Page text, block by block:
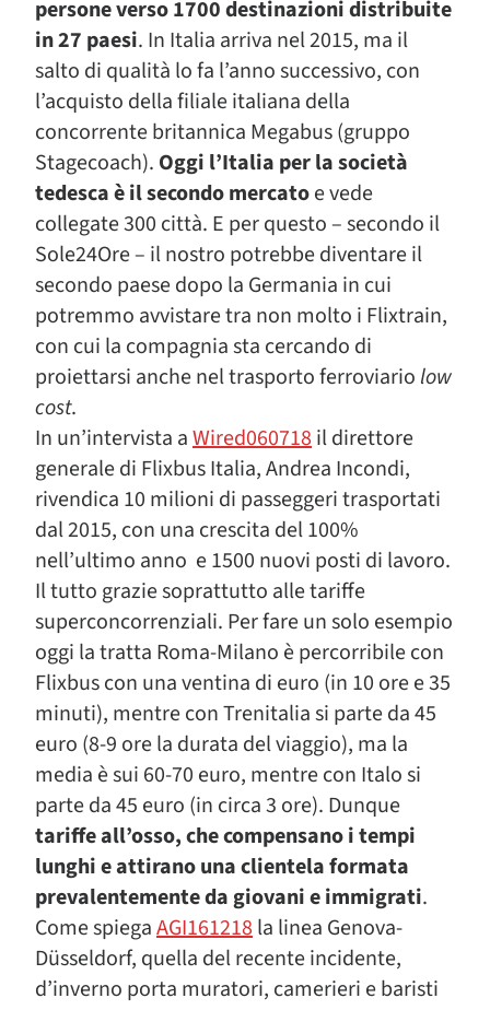
persone verso 1700 destinazioni distribuite
in 27 paesi. In Italia arriva nel 2015, ma il
salto di qualità lo fa l’anno successivo, con
l’acquisto della filiale italiana della
concorrente britannica Megabus (gruppo
Stagecoach). Oggi l’Italia per la società
tedesca è il secondo mercatoe vede
collegate 300 città. E per questo – secondo il
Sole24Ore – il nostro potrebbe diventare il
secondo paese dopo la Germania in cui
potremmo avvistare tra non molto i Flixtrain,
con cui la compagnia sta cercando di
proiettarsi anche nel trasporto ferroviario low
cost.
In un’intervista aWired060718il direttore
generale di Flixbus Italia, Andrea Incondi,
rivendica 10 milioni di passeggeri trasportati
dal 2015, con una crescita del 100%
nell’ultimo anno e 1500 nuovi posti di lavoro.
Il tutto grazie soprattutto alle tariffe
superconcorrenziali. Per fare un solo esempio
oggi la tratta Roma-Milano è percorribile con
Flixbus con una ventina di euro (in 10 ore e 35
minuti), mentre con Trenitalia si parte da 45
euro (8-9 ore la durata del viaggio), ma la
media è sui 60-70 euro, mentre con Italo si
parte da 45 euro (in circa 3 ore). Dunque
tariffe all’osso, che compensano i tempi
lunghi e attirano una clientela formata
prevalentemente da giovani e immigrati.
Come spiegaAGI161218la linea Genova-
Düsseldorf, quella del recente incidente,
d’inverno porta muratori, camerieri e baristi